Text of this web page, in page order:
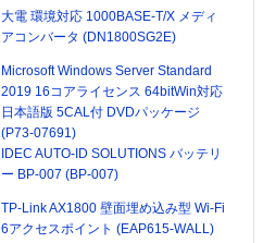
大電 環境対応 1000BASE-T/X メディ
アコンバータ (DN1800SG2E)
Microsoft Windows Server Standard
2019 16コアライセンス 64bitWin対応
日本語版 5CAL付 DVDパッケージ
(P73-07691)
IDEC AUTO-ID SOLUTIONS バッテリ
ー BP-007 (BP-007)
TP-Link AX1800 壁面埋め込み型 Wi-Fi
6アクセスポイント (EAP615-WALL)